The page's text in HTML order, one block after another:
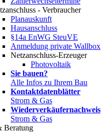
- Verbraucher
Planauskunft
Hausanschluss
§14a EnWG SteuVE
Anmeldung private Wallbox
Netzanschluss-Erzeuger
Photovoltaik
Sie bauen?
Alle Infos zu Ihrem Bau
Kontaktdatenblätter
Strom & Gas
Wiederverkäufernachweis
Strom & Gas
Beratung